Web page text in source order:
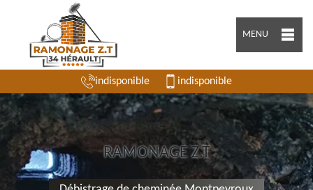
MENU
indisponible indisponible
RAMONAGE Z.T